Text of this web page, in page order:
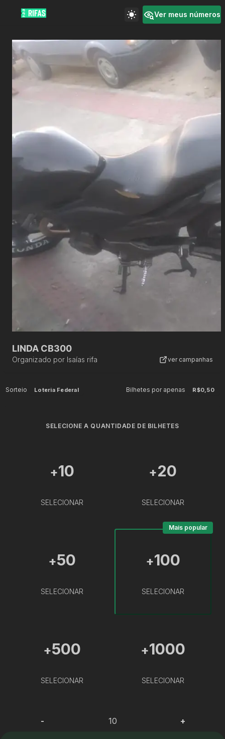
Ver meus números
LINDA CB300
Organizado por Isaías rifa ver campanhas
Sorteio Loteria Federal Bilhetes por apenas R$0,50
SELECIONE A QUANTIDADE DE BILHETES
+10
SELECIONAR
+20
SELECIONAR
+50
SELECIONAR
+100
SELECIONAR
Mais popular
+500
SELECIONAR
+1000
SELECIONAR
- +